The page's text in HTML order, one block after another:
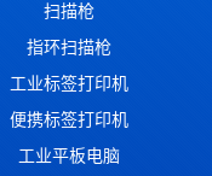
扫描枪
指环扫描枪
工业标签打印机
便携标签打印机
工业平板电脑